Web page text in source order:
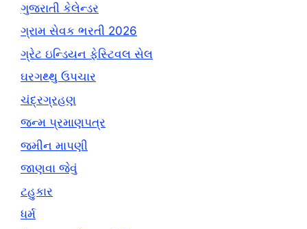
ગુજરાતી કેલેન્ડર
ગ્રામ સેવક ભરતી 2026
ગ્રેટ ઇન્ડિયન ફેસ્ટિવલ સેલ
ઘરગથ્થુ ઉપચાર
ચંદ્રગ્રહણ
જન્મ પ્રમાણપત્ર
જમીન માપણી
જાણવા જેવું
ટહુકાર
ધર્મ